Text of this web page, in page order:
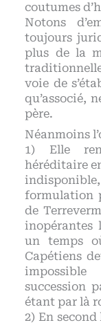
coutumes
Notons
toujours
plus de la
voie de
qu’associé,
père.
Néanmoins
1) Elle
héréditaire
formulation
de
inopérantes
un temps
Capétiens
succession
étant par là
2) En